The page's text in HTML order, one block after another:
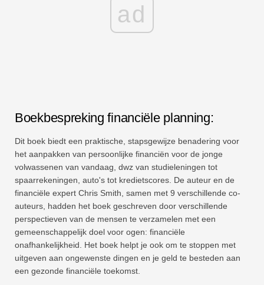
ad
Boekbespreking financiële planning:
Dit boek biedt een praktische, stapsgewijze benadering voor
het aanpakken van persoonlijke financiën voor de jonge
volwassenen van vandaag, dwz van studieleningen tot
spaarrekeningen, auto's tot kredietscores. De auteur en de
financiële expert Chris Smith, samen met 9 verschillende co-
auteurs, hadden het boek geschreven door verschillende
perspectieven van de mensen te verzamelen met een
gemeenschappelijk doel voor ogen: financiële
onafhankelijkheid. Het boek helpt je ook om te stoppen met
uitgeven aan ongewenste dingen en je geld te besteden aan
een gezonde financiële toekomst.